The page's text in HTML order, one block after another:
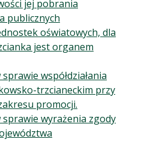
jej pobrania
publicznych
oświatowych, dla
jest organem
współdziałania
trzcianeckim przy
promocji.
sprawie wyrażenia zgody